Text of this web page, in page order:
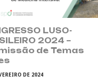
LUSO-
2024 –
de Temas
DE 2024